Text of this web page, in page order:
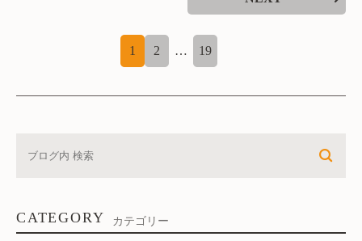
1 2 … 19
CATEGORY カテゴリー